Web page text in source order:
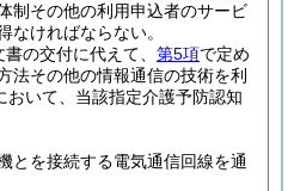
制その他の利用申込者のサービ
ければならない。
の交付に代えて、 第5項で定め
法その他の情報通信の技術を利
おいて、当該指定介護予防認知
とを接続する電気通信回線を通